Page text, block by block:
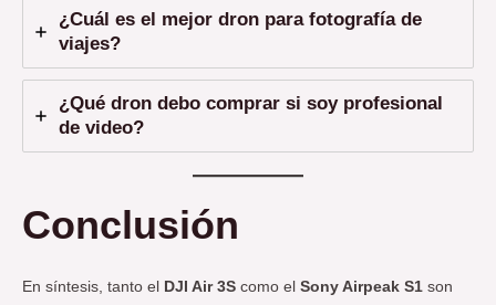
¿Cuál es el mejor dron para fotografía de
viajes?
¿Qué dron debo comprar si soy profesional
de video?
Conclusión
En síntesis, tanto el DJI Air 3S como el Sony Airpeak S1 son